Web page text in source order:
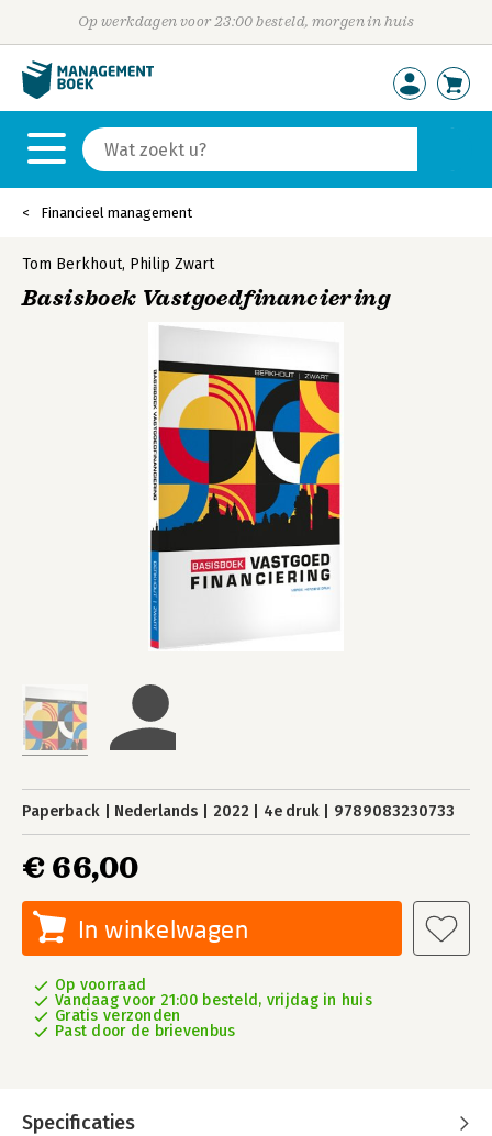
Op werkdagen voor 23:00 besteld, morgen in huis
Financieel management
Tom Berkhout, Philip Zwart
Basisboek Vastgoedfinanciering
Paperback Nederlands 2022 4e druk 9789083230733
€ 66,00
In winkelwagen
Op voorraad
Vandaag voor 21:00 besteld, vrijdag in huis
Gratis verzonden
Past door de brievenbus
Specificaties